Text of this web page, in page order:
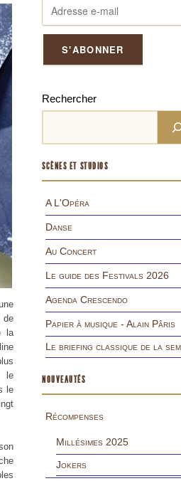
la
le
le
Rechercher
SCÈNES ET STUDIOS
A L'Opéra
Danse
Au Concert
Le guide des Festivals 2026
Agenda Crescendo
Papier à musique - Alain Pâris
Le briefing classique de la
NOUVEAUTÉS
Récompenses
Millésimes 2025
Jokers